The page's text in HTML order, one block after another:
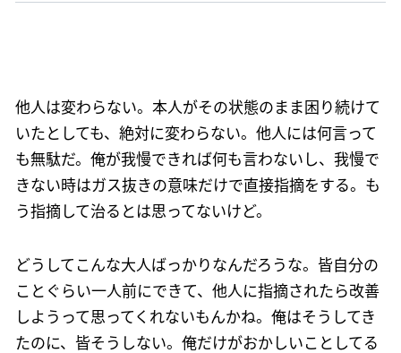
他人は変わらない。本人がその状態のまま困り続けて
いたとしても、絶対に変わらない。他人には何言って
も無駄だ。俺が我慢できれば何も言わないし、我慢で
きない時はガス抜きの意味だけで直接指摘をする。も
う指摘して治るとは思ってないけど。
どうしてこんな大人ばっかりなんだろうな。皆自分の
ことぐらい一人前にできて、他人に指摘されたら改善
しようって思ってくれないもんかね。俺はそうしてき
たのに、皆そうしない。俺だけがおかしいことしてる